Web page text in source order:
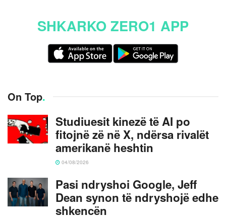
SHKARKO ZERO1 APP
On Top.
Studiuesit kinezë të AI po
fitojnë zë në X, ndërsa rivalët
amerikanë heshtin
04/08/2026
Pasi ndryshoi Google, Jeff
Dean synon të ndryshojë edhe
shkencën